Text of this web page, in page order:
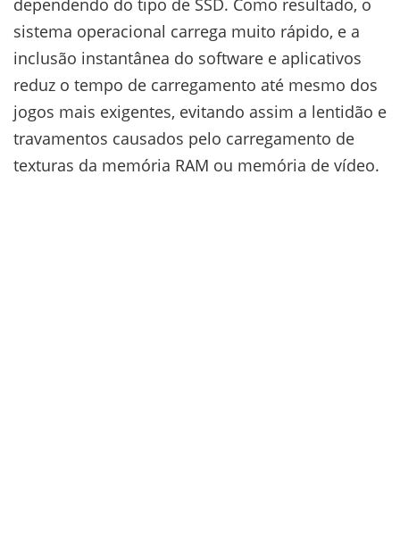
sistema operacional carrega muito rápido, e a
inclusão instantânea do software e aplicativos
reduz o tempo de carregamento até mesmo dos
jogos mais exigentes, evitando assim a lentidão e
travamentos causados pelo carregamento de
texturas da memória RAM ou memória de vídeo.